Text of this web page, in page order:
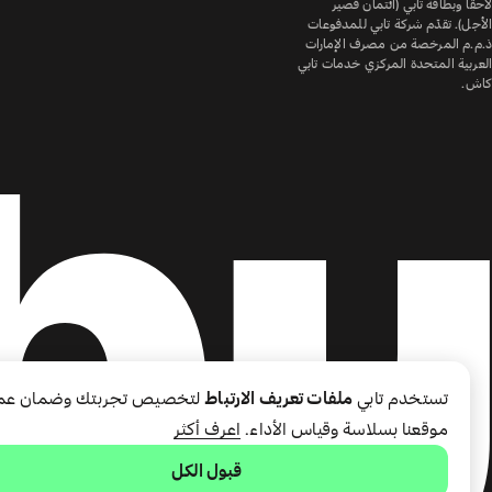
لاحقًا وبطاقة تابي (ائتمان قصير
الأجل). تقدّم شركة تابي للمدفوعات
ذ.م.م المرخصة من مصرف الإمارات
العربية المتحدة المركزي خدمات تابي
كاش.
تستخدم تابي ملفات تعريف الارتباطلتخصيص تجربتك وضمان
موقعنا بسلاسة وقياس الأداء. اعرف أكثر
قبول الكل